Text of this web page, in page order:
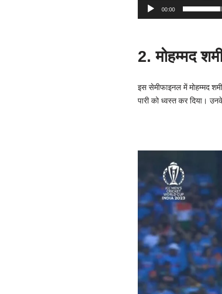
00:00
2. मोहम्मद
इस सेमीफाइनल में मोहम्मद
पारी को ध्वस्त कर दिया।